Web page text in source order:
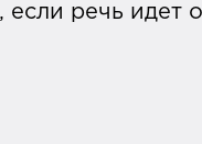
если речь идет о